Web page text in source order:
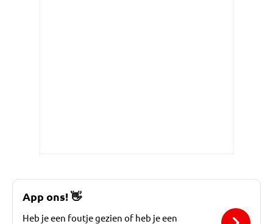
App ons!👋
Heb je een foutje gezien of heb je een